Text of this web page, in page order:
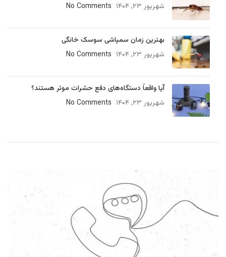
شهریور ۲۳, ۱۴۰۴
No Comments
بهترین زمان سمپاشی سوسک خانگی
شهریور ۲۳, ۱۴۰۴
No Comments
آیا واقعاً دستگاه‌های دفع حشرات موثر هستند؟
شهریور ۲۳, ۱۴۰۴
No Comments